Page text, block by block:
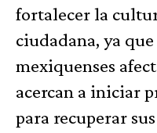
fortalecer la
ciudadana, ya que
mexiquenses
acercan a iniciar
para recuperar